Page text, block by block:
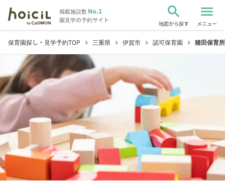
掲載施設数No.1
園見学の予約サイト
search
地図から探す
menu
メニュー
保育園探し・見学予約TOP chevron_right 三重県 chevron_right 伊賀市 chevron_right 認可保育園 chevron_right 猪田保育所